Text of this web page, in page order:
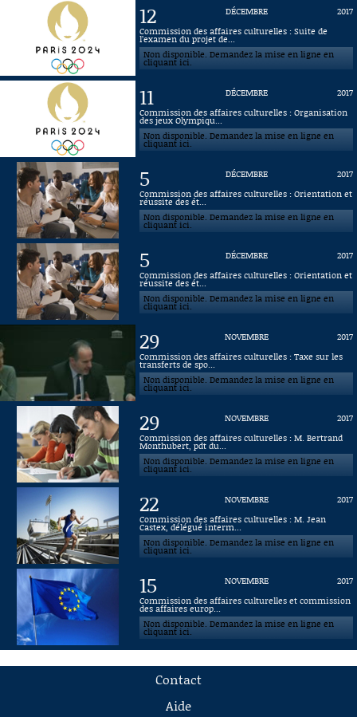
Connaissance, Histoire
Autres
12 DÉCEMBRE
2017
Commission des affaires culturelles : Suite de
l’examen du projet de...
Non disponible. Demandez la mise en ligne en
cliquant ici.
11 DÉCEMBRE
2017
Commission des affaires culturelles : Organisation
des jeux Olympiqu...
Non disponible. Demandez la mise en ligne en
cliquant ici.
5 DÉCEMBRE
2017
Commission des affaires culturelles : Orientation et
réussite des ét...
Non disponible. Demandez la mise en ligne en
cliquant ici.
5 DÉCEMBRE
2017
Commission des affaires culturelles : Orientation et
réussite des ét...
Non disponible. Demandez la mise en ligne en
cliquant ici.
29 NOVEMBRE
2017
Commission des affaires culturelles : Taxe sur les
transferts de spo...
Non disponible. Demandez la mise en ligne en
cliquant ici.
29 NOVEMBRE
2017
Commission des affaires culturelles : M. Bertrand
Monthubert, pdt du...
Non disponible. Demandez la mise en ligne en
cliquant ici.
22 NOVEMBRE
2017
Commission des affaires culturelles : M. Jean
Castex, délégué interm...
Non disponible. Demandez la mise en ligne en
cliquant ici.
15 NOVEMBRE
2017
Commission des affaires culturelles et commission
des affaires europ...
Non disponible. Demandez la mise en ligne en
cliquant ici.
Contact
Aide